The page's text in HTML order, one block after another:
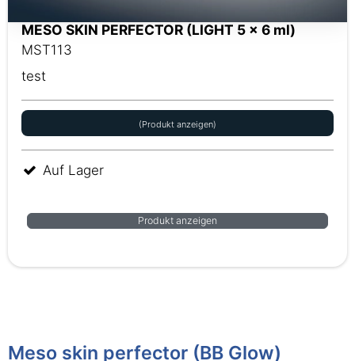
MESO SKIN PERFECTOR (LIGHT 5 x 6 ml)
MST113
test
(Produkt anzeigen)
Auf Lager
Produkt anzeigen
Meso skin perfector (BB Glow)